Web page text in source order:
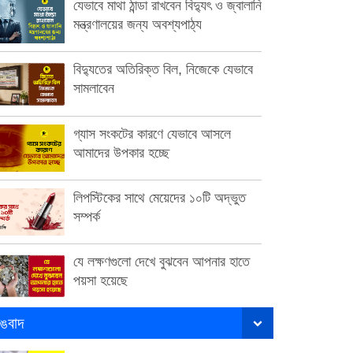
যেভাবে মাথা ঠান্ডা রাখবেন বিদ্যুৎ ও জ্বালানি
মন্ত্রণালয়ের জন্য অবশ্যপাঠ্য
বিদ্যুতের অতিরিক্ত বিল, নিজেকে যেভাবে
সামলাবেন
গ্যাস সংকটের কারণে যেভাবে আসলে
আমাদের উপকার হচ্ছে
লিপস্টিকের সাথে মেয়েদের ১০টি অদ্ভুত
সম্পর্ক
যে লক্ষণগুলো দেখে বুঝবেন আপনার হাতে
পয়সা হয়েছে